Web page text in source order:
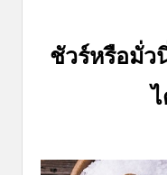
ชัวร์หรือมั่ว